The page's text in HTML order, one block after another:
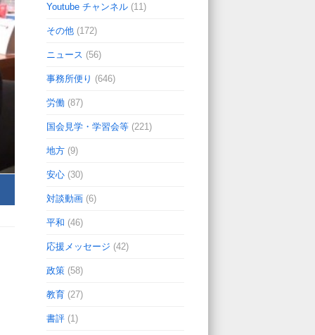
Youtube チャンネル (11)
その他 (172)
ニュース (56)
事務所便り (646)
労働 (87)
国会見学・学習会等 (221)
地方 (9)
安心 (30)
対談動画 (6)
平和 (46)
応援メッセージ (42)
政策 (58)
教育 (27)
書評 (1)